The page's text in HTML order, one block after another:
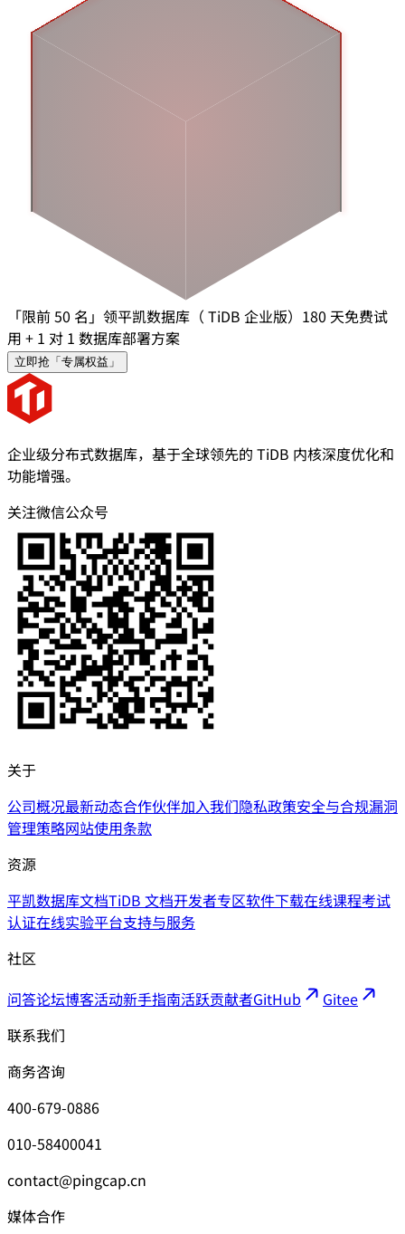
「限前 50 名」领平凯数据库（ TiDB 企业版）180 天免费试
用 + 1 对 1 数据库部署方案
立即抢「专属权益」
企业级分布式数据库，基于全球领先的 TiDB 内核深度优化和
功能增强。
关注微信公众号
关于
公司概况最新动态合作伙伴加入我们隐私政策安全与合规漏洞
管理策略网站使用条款
资源
平凯数据库文档TiDB 文档开发者专区软件下载在线课程考试
认证在线实验平台支持与服务
社区
问答论坛博客活动新手指南活跃贡献者GitHub
Gitee
联系我们
商务咨询
400-679-0886
010-58400041
contact@pingcap.cn
媒体合作